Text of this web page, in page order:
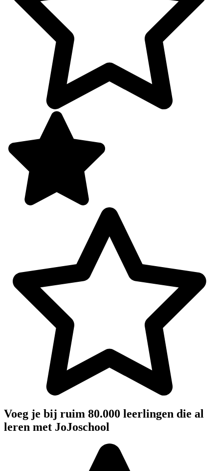
Voeg je bij ruim 80.000 leerlingen die al
leren met JoJoschool